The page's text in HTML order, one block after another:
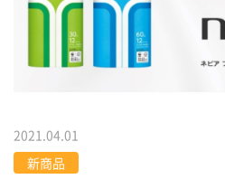
2021.04.01
新商品